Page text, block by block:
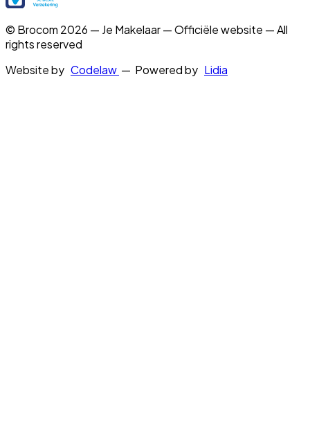
© Brocom 2026 — Je Makelaar — Officiële website — All
rights reserved
Website by Codelaw — Powered by Lidia